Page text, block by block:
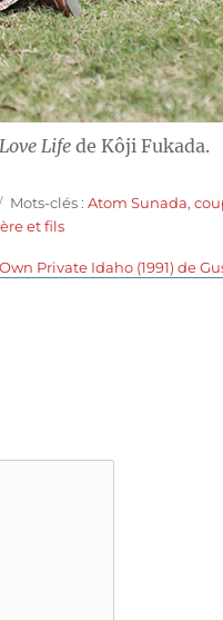
Love Lifede Kôji Fukada.
Étiquettes
Mots-clés :Atom Sunada,
et fils
Private Idaho (1991) de